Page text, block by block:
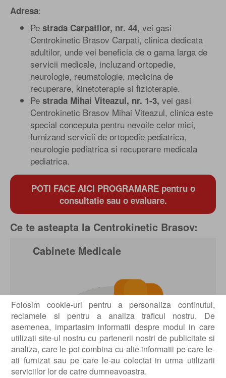
Folosim cookie-uri pentru a personaliza continutul,
reclamele si pentru a analiza traficul nostru. De
asemenea, impartasim informatii despre modul in care
utilizati site-ul nostru cu partenerii nostri de publicitate si
analiza, care le pot combina cu alte informatii pe care le-
ati furnizat sau pe care le-au colectat in urma utilizarii
serviciilor lor de catre dumneavoastra.
Adresa:
Pe strada Carpatilor, nr. 44, vei gasi
Centrokinetic Brasov Carpati, clinica dedicata
adultilor, unde vei beneficia de o gama larga de
servicii medicale, incluzand ortopedie,
neurologie, reumatologie, medicina de
recuperare, kinetoterapie si fizioterapie.
Pe strada Mihai Viteazul, nr. 1-3, vei gasi
Centrokinetic Brasov Mihai Viteazul, clinica este
special conceputa pentru nevoile celor mici,
furnizand servicii de ortopedie pediatrica,
neurologie pediatrica si recuperare medicala
pediatrica.
POTI FACE AICI PROGRAMARE pentru o
consultatie sau o evaluare.
Ce te asteapta la Centrokinetic Brasov:
Cabinete Medicale